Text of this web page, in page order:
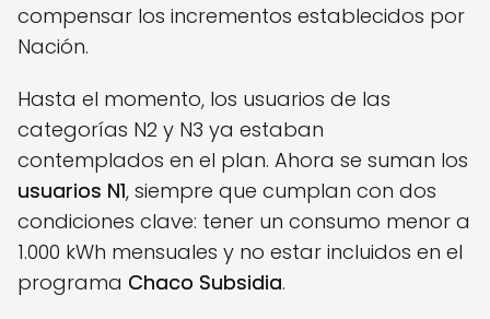
compensar los incrementos establecidos por
Nación.
Hasta el momento, los usuarios de las
categorías N2 y N3 ya estaban
contemplados en el plan. Ahora se suman los
usuarios N1, siempre que cumplan con dos
condiciones clave: tener un consumo menor a
1.000 kWh mensuales y no estar incluidos en el
programa Chaco Subsidia.